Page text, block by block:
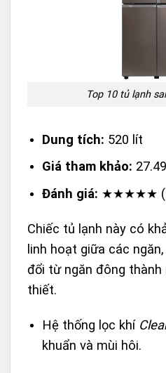
Top 10 tủ lạnh
Dung tích: 520 lít
Giá tham khảo:
Đánh giá: ★★★★★
Chiếc tủ lạnh này có
linh hoạt giữa các
đổi từ ngăn đông thành
thiết.
Hệ thống lọc khí
khuẩn và mùi hôi.